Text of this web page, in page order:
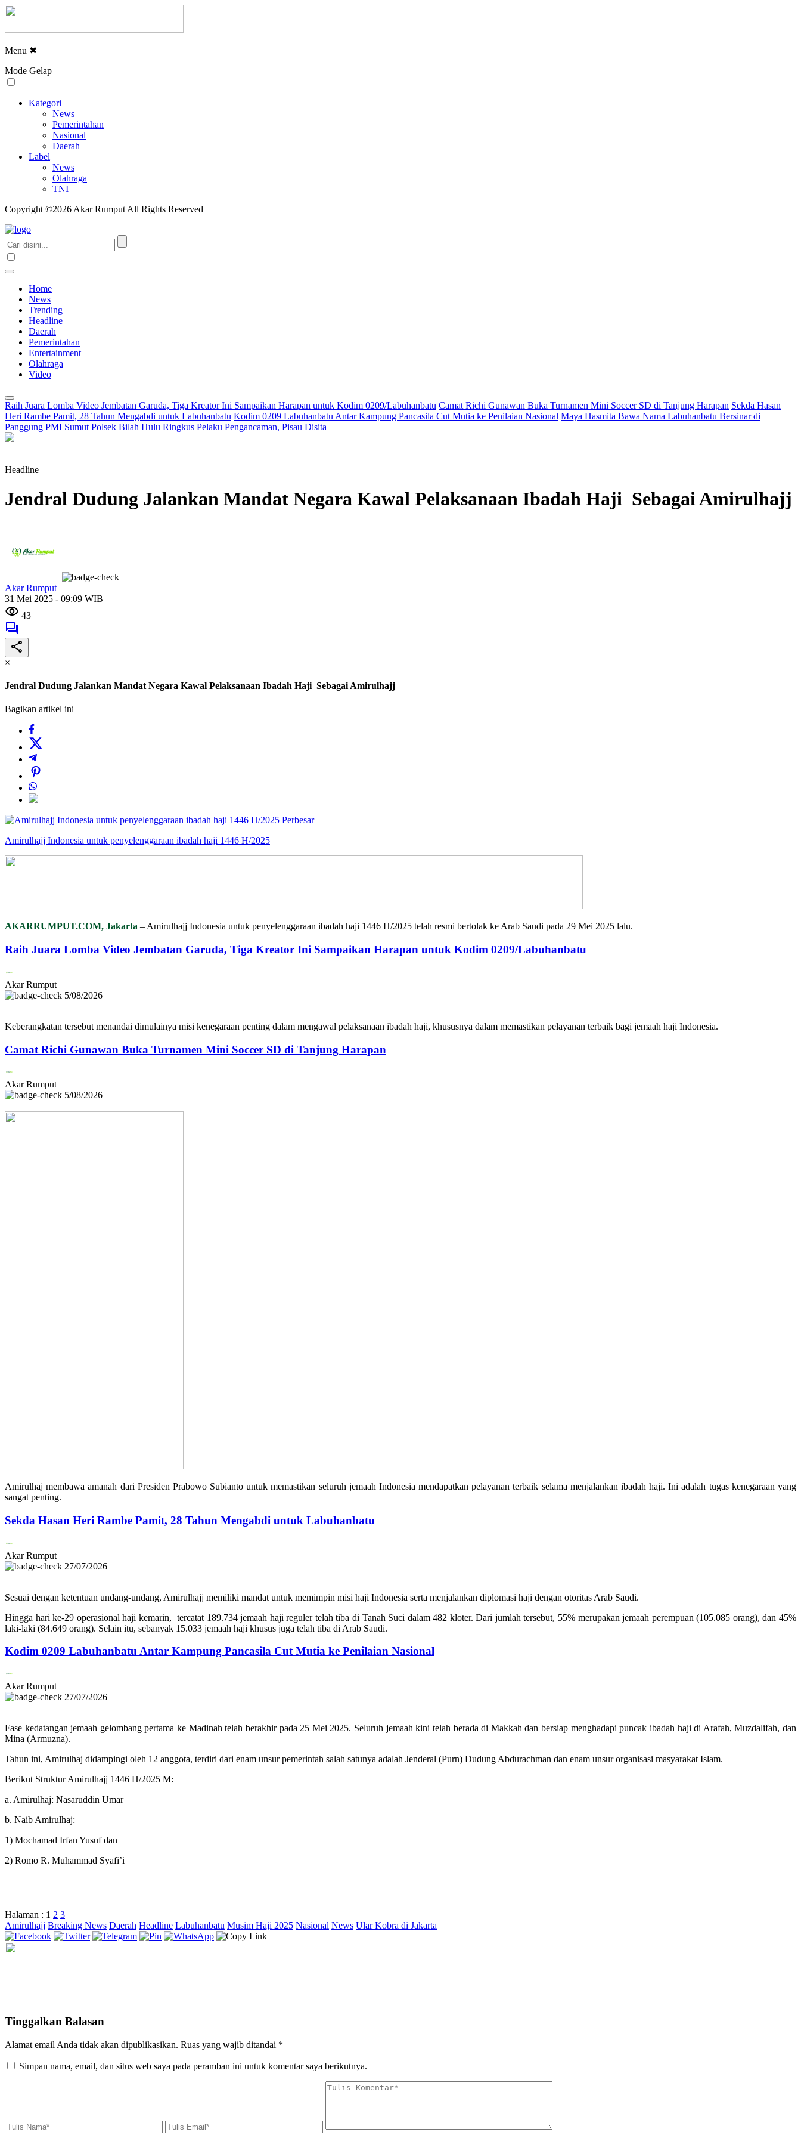
Menu ✖
Mode Gelap
Kategori
News
Pemerintahan
Nasional
Daerah
Label
News
Olahraga
TNI
Copyright ©2026 Akar Rumput All Rights Reserved
Home
News
Trending
Headline
Daerah
Pemerintahan
Entertainment
Olahraga
Video
Raih Juara Lomba Video Jembatan Garuda, Tiga Kreator Ini Sampaikan Harapan untuk Kodim 0209/Labuhanbatu Camat Richi Gunawan Buka Turnamen Mini Soccer SD di Tanjung Harapan Sekda Hasan
Heri Rambe Pamit, 28 Tahun Mengabdi untuk Labuhanbatu Kodim 0209 Labuhanbatu Antar Kampung Pancasila Cut Mutia ke Penilaian Nasional Maya Hasmita Bawa Nama Labuhanbatu Bersinar di
Panggung PMI Sumut Polsek Bilah Hulu Ringkus Pelaku Pengancaman, Pisau Disita
Headline
Jendral Dudung Jalankan Mandat Negara Kawal Pelaksanaan Ibadah Haji Sebagai Amirulhajj
Akar Rumput
31 Mei 2025 - 09:09 WIB
43
×
Jendral Dudung Jalankan Mandat Negara Kawal Pelaksanaan Ibadah Haji Sebagai Amirulhajj
Bagikan artikel ini
Perbesar
Amirulhajj Indonesia untuk penyelenggaraan ibadah haji 1446 H/2025
AKARRUMPUT.COM, Jakarta – Amirulhajj Indonesia untuk penyelenggaraan ibadah haji 1446 H/2025 telah resmi bertolak ke Arab Saudi pada 29 Mei 2025 lalu.
Raih Juara Lomba Video Jembatan Garuda, Tiga Kreator Ini Sampaikan Harapan untuk Kodim 0209/Labuhanbatu
Akar Rumput
5/08/2026
Keberangkatan tersebut menandai dimulainya misi kenegaraan penting dalam mengawal pelaksanaan ibadah haji, khususnya dalam memastikan pelayanan terbaik bagi jemaah haji Indonesia.
Camat Richi Gunawan Buka Turnamen Mini Soccer SD di Tanjung Harapan
Akar Rumput
5/08/2026
Amirulhaj membawa amanah dari Presiden Prabowo Subianto untuk memastikan seluruh jemaah Indonesia mendapatkan pelayanan terbaik selama menjalankan ibadah haji. Ini adalah tugas kenegaraan yang
sangat penting.
Sekda Hasan Heri Rambe Pamit, 28 Tahun Mengabdi untuk Labuhanbatu
Akar Rumput
27/07/2026
Sesuai dengan ketentuan undang-undang, Amirulhajj memiliki mandat untuk memimpin misi haji Indonesia serta menjalankan diplomasi haji dengan otoritas Arab Saudi.
Hingga hari ke-29 operasional haji kemarin, tercatat 189.734 jemaah haji reguler telah tiba di Tanah Suci dalam 482 kloter. Dari jumlah tersebut, 55% merupakan jemaah perempuan (105.085 orang), dan 45%
laki-laki (84.649 orang). Selain itu, sebanyak 15.033 jemaah haji khusus juga telah tiba di Arab Saudi.
Kodim 0209 Labuhanbatu Antar Kampung Pancasila Cut Mutia ke Penilaian Nasional
Akar Rumput
27/07/2026
Fase kedatangan jemaah gelombang pertama ke Madinah telah berakhir pada 25 Mei 2025. Seluruh jemaah kini telah berada di Makkah dan bersiap menghadapi puncak ibadah haji di Arafah, Muzdalifah, dan
Mina (Armuzna).
Tahun ini, Amirulhaj didampingi oleh 12 anggota, terdiri dari enam unsur pemerintah salah satunya adalah Jenderal (Purn) Dudung Abdurachman dan enam unsur organisasi masyarakat Islam.
Berikut Struktur Amirulhajj 1446 H/2025 M:
a. Amirulhaj: Nasaruddin Umar
b. Naib Amirulhaj:
1) Mochamad Irfan Yusuf dan
2) Romo R. Muhammad Syafi’i
Halaman : 1 2 3
Amirulhajj Breaking News Daerah Headline Labuhanbatu Musim Haji 2025 Nasional News Ular Kobra di Jakarta
Tinggalkan Balasan
Alamat email Anda tidak akan dipublikasikan. Ruas yang wajib ditandai *
Simpan nama, email, dan situs web saya pada peramban ini untuk komentar saya berikutnya.